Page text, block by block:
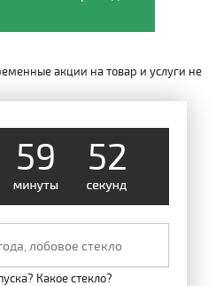
акции на товар и услуги не
59 52
Какое стекло?